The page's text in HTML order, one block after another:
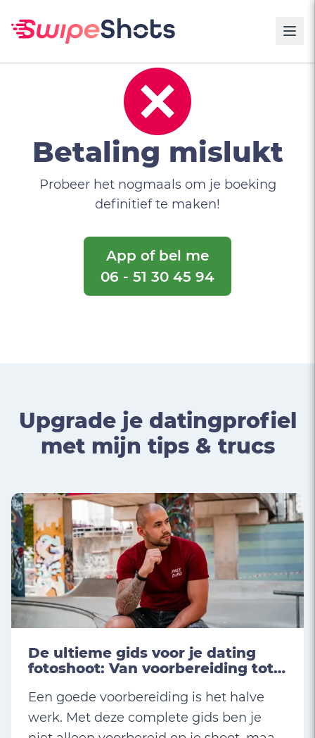
Betaling mislukt
Probeer het nogmaals om je boeking
definitief te maken!
App of bel me
06 - 51 30 45 94
Upgrade je datingprofiel
met mijn tips & trucs
De ultieme gids voor je dating
fotoshoot: Van voorbereiding tot
Een goede voorbereiding is het halve
werk. Met deze complete gids ben je